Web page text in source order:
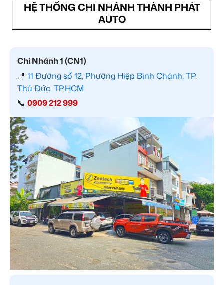
HỆ THỐNG CHI NHÁNH THÀNH PHÁT
AUTO
Chi Nhánh 1 (CN1)
📍 11 Đường số 12, Phường Hiệp Bình Chánh, TP.
Thủ Đức, TP.HCM
📞 0909 212 999